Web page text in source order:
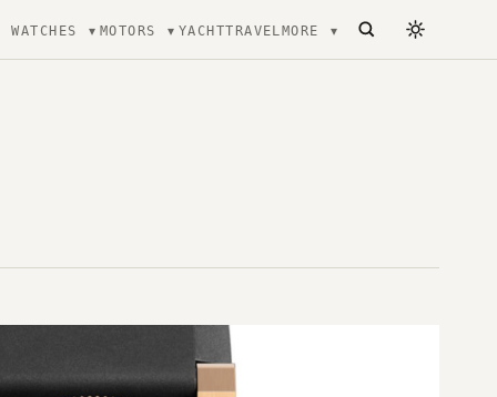
mode et Luxe
WATCHES MOTORS YACHTTRAVELMORE